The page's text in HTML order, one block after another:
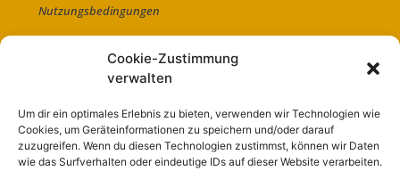
Cookie-Zustimmung
verwalten
Um dir ein optimales Erlebnis zu bieten, verwenden wir Technologien wie
Cookies, um Geräteinformationen zu speichern und/oder darauf
zuzugreifen. Wenn du diesen Technologien zustimmst, können wir Daten
wie das Surfverhalten oder eindeutige IDs auf dieser Website verarbeiten.
Nutzungsbedingungen
Abo
Artikel einreichen
Kontakt
Impressum